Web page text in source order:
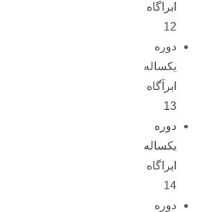
ابراگاه
12
دوره
یکساله
ابرآگاه
13
دوره
یکساله
ابراگاه
14
دوره